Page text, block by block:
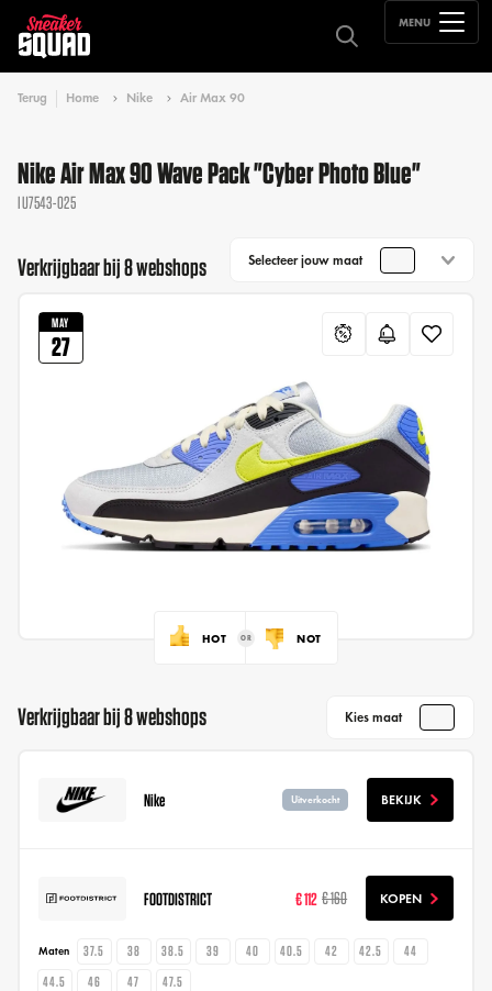
MENU
Terug Home Nike Air Max 90
Nike Air Max 90 Wave Pack "Cyber Photo Blue"
IU7543-025
Verkrijgbaar bij 8 webshops Selecteer jouw maat
MAY
27
HOT NOT
Verkrijgbaar bij 8 webshops Kies maat
Nike Uitverkocht BEKIJK
FOOTDISTRICT € 112 € 160 KOPEN
Maten 37.5 38 38.5 39 40 40.5 42 42.5
44
44.5
46 47 47.5